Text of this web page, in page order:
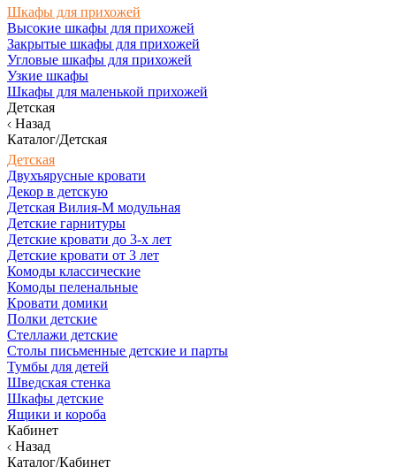
Шкафы для прихожей
Высокие шкафы для прихожей
Закрытые шкафы для прихожей
Угловые шкафы для прихожей
Узкие шкафы
Шкафы для маленькой прихожей
Детская
Назад
Каталог/Детская
Детская
Двухъярусные кровати
Декор в детскую
Детская Вилия-М модульная
Детские гарнитуры
Детские кровати до 3-х лет
Детские кровати от 3 лет
Комоды классические
Комоды пеленальные
Кровати домики
Полки детские
Стеллажи детские
Столы письменные детские и парты
Тумбы для детей
Шведская стенка
Шкафы детские
Ящики и короба
Кабинет
Назад
Каталог/Кабинет